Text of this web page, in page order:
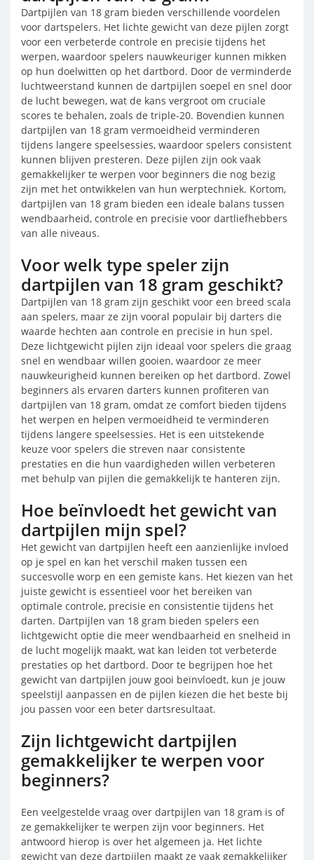
Dartpijlen van 18 gram bieden verschillende voordelen
voor dartspelers. Het lichte gewicht van deze pijlen zorgt
voor een verbeterde controle en precisie tijdens het
werpen, waardoor spelers nauwkeuriger kunnen mikken
op hun doelwitten op het dartbord. Door de verminderde
luchtweerstand kunnen de dartpijlen soepel en snel door
de lucht bewegen, wat de kans vergroot om cruciale
scores te behalen, zoals de triple-20. Bovendien kunnen
dartpijlen van 18 gram vermoeidheid verminderen
tijdens langere speelsessies, waardoor spelers consistent
kunnen blijven presteren. Deze pijlen zijn ook vaak
gemakkelijker te werpen voor beginners die nog bezig
zijn met het ontwikkelen van hun werptechniek. Kortom,
dartpijlen van 18 gram bieden een ideale balans tussen
wendbaarheid, controle en precisie voor dartliefhebbers
van alle niveaus.
Voor welk type speler zijn
dartpijlen van 18 gram geschikt?
Dartpijlen van 18 gram zijn geschikt voor een breed scala
aan spelers, maar ze zijn vooral populair bij darters die
waarde hechten aan controle en precisie in hun spel.
Deze lichtgewicht pijlen zijn ideaal voor spelers die graag
snel en wendbaar willen gooien, waardoor ze meer
nauwkeurigheid kunnen bereiken op het dartbord. Zowel
beginners als ervaren darters kunnen profiteren van
dartpijlen van 18 gram, omdat ze comfort bieden tijdens
het werpen en helpen vermoeidheid te verminderen
tijdens langere speelsessies. Het is een uitstekende
keuze voor spelers die streven naar consistente
prestaties en die hun vaardigheden willen verbeteren
met behulp van pijlen die gemakkelijk te hanteren zijn.
Hoe beïnvloedt het gewicht van
dartpijlen mijn spel?
Het gewicht van dartpijlen heeft een aanzienlijke invloed
op je spel en kan het verschil maken tussen een
succesvolle worp en een gemiste kans. Het kiezen van het
juiste gewicht is essentieel voor het bereiken van
optimale controle, precisie en consistentie tijdens het
darten. Dartpijlen van 18 gram bieden spelers een
lichtgewicht optie die meer wendbaarheid en snelheid in
de lucht mogelijk maakt, wat kan leiden tot verbeterde
prestaties op het dartbord. Door te begrijpen hoe het
gewicht van dartpijlen jouw gooi beïnvloedt, kun je jouw
speelstijl aanpassen en de pijlen kiezen die het beste bij
jou passen voor een beter dartsresultaat.
Zijn lichtgewicht dartpijlen
gemakkelijker te werpen voor
beginners?
Een veelgestelde vraag over dartpijlen van 18 gram is of
ze gemakkelijker te werpen zijn voor beginners. Het
antwoord hierop is over het algemeen ja. Het lichte
gewicht van deze dartpijlen maakt ze vaak gemakkelijker